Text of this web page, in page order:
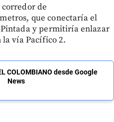
de
que conectaría el
y permitiría enlazar
vía Pacífico 2.
COLOMBIANO desde Google
News